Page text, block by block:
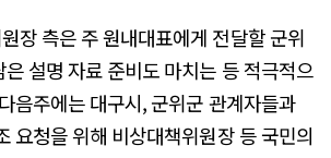
장 측은 주 원내대표에게 전달할 군위
설명 자료 준비도 마치는 등 적극적으
음주에는 대구시, 군위군 관계자들과
요청을 위해 비상대책위원장 등 국민의